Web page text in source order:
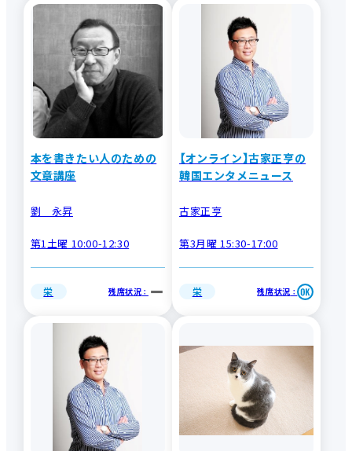
本を書きたい人のための
文章講座
劉 永昇
第1土曜 10:00-12:30
栄 残席状況 ：
【オンライン】古家正亨の
韓国エンタメニュース
古家正亨
第3月曜 15:30-17:00
栄 残席状況 ：